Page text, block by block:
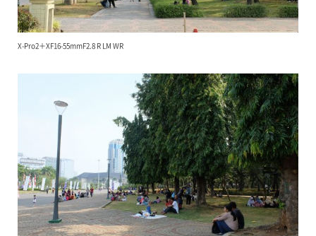
X-Pro2＋XF16-55mmF2.8 R LM WR